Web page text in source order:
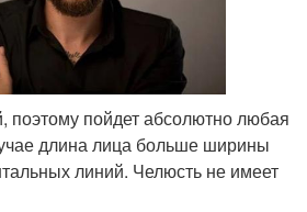
поэтому пойдет абсолютно любая
длина лица больше ширины
линий. Челюсть не имеет